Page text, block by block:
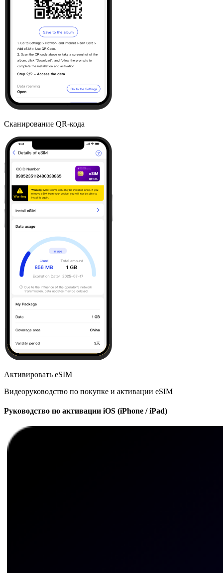
Сканирование QR-кода
Активировать eSIM
Видеоруководство по покупке и активации eSIM
Руководство по активации iOS (iPhone / iPad)